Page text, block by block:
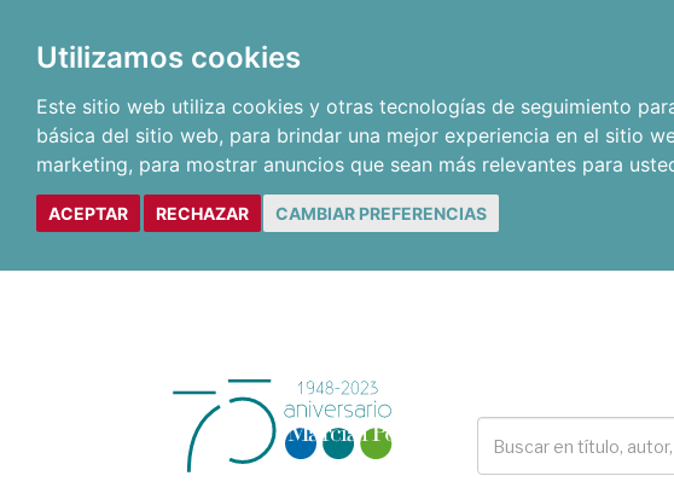
Utilizamos cookies
Este sitio web utiliza cookies y otras tecnologías de seguimiento
básica del sitio web, para brindar una mejor experiencia en el sitio
marketing, para mostrar anuncios que sean más relevantes para
ACEPTAR RECHAZAR CAMBIAR PREFERENCIAS